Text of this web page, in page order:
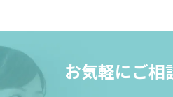
お気軽にご相